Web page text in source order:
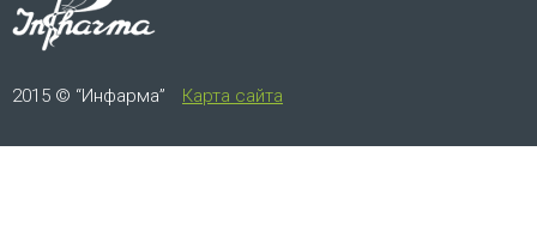
2015 © “Инфарма” Карта сайта